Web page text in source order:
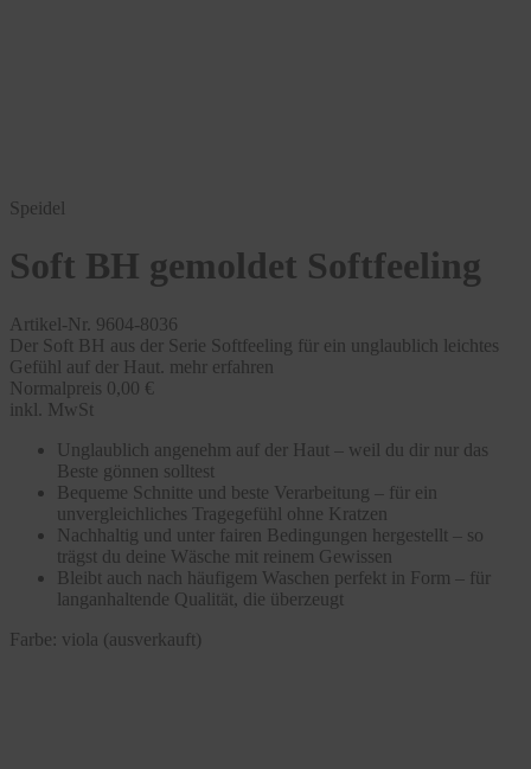
Speidel
Soft BH gemoldet Softfeeling
Artikel-Nr. 9604-8036
Der Soft BH aus der Serie Softfeeling für ein unglaublich leichtes
Gefühl auf der Haut. mehr erfahren
Normalpreis 0,00 €
inkl. MwSt
Unglaublich angenehm auf der Haut – weil du dir nur das
Beste gönnen solltest
Bequeme Schnitte und beste Verarbeitung – für ein
unvergleichliches Tragegefühl ohne Kratzen
Nachhaltig und unter fairen Bedingungen hergestellt – so
trägst du deine Wäsche mit reinem Gewissen
Bleibt auch nach häufigem Waschen perfekt in Form – für
langanhaltende Qualität, die überzeugt
Farbe: viola (ausverkauft)